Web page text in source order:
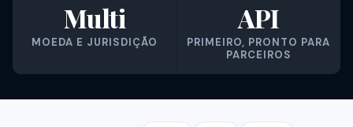
Multi
MOEDA E JURISDIÇÃO
API
PRIMEIRO, PRONTO PARA
PARCEIROS